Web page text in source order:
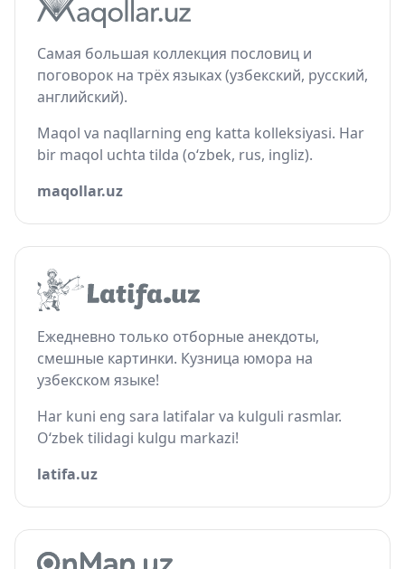
Самая большая коллекция пословиц и
поговорок на трёх языках (узбекский, русский,
английский).
Maqol va naqllarning eng katta kolleksiyasi. Har
bir maqol uchta tilda (o‘zbek, rus, ingliz).
maqollar.uz
Ежедневно только отборные анекдоты,
смешные картинки. Кузница юмора на
узбекском языке!
Har kuni eng sara latifalar va kulguli rasmlar.
O‘zbek tilidagi kulgu markazi!
latifa.uz